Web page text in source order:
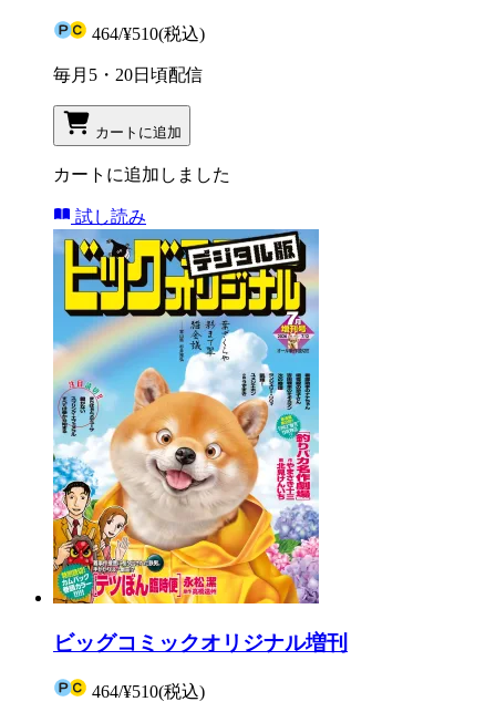
464/¥510(税込)
毎月5・20日頃配信
カートに追加
カートに追加しました
試し読み
ビッグコミックオリジナル増刊
464/¥510(税込)